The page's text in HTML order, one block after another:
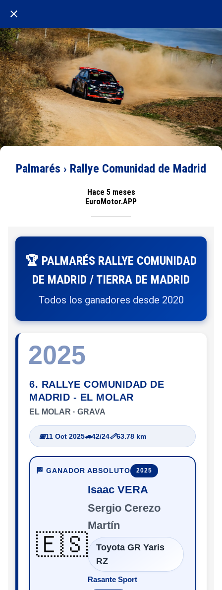
Palmarés › Rallye Comunidad de Madrid
Hace 5 meses
EuroMotor.APP
🏆 PALMARÉS RALLYE COMUNIDAD
DE MADRID / TIERRA DE MADRID
Todos los ganadores desde 2020
2025
6. RALLYE COMUNIDAD DE
MADRID - EL MOLAR
EL MOLAR · GRAVA
📅11 Oct 2025🚗42/24📏63.78 km
🏁 GANADOR ABSOLUTO 2025
🇪🇸
Isaac VERA
Sergio Cerezo
Martín
Toyota GR Yaris
RZ
Rasante Sport